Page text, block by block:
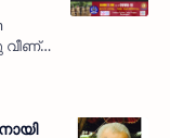
വീണ്